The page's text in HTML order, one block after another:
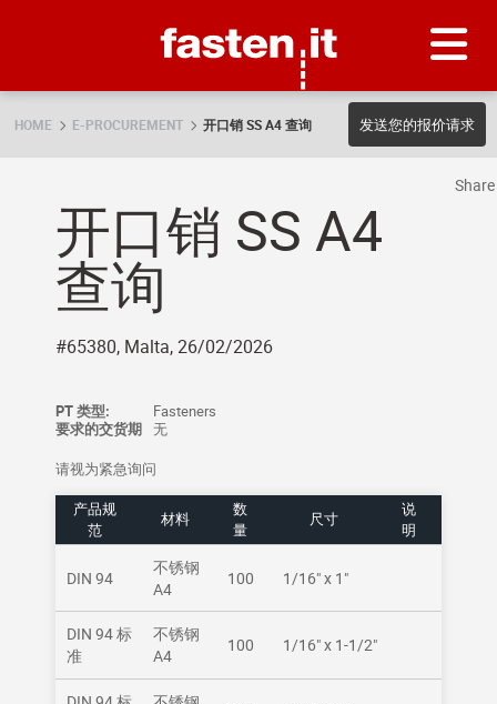
HOME E-PROCUREMENT 开口销 SS A4 查询 发送您的报价请求
开口销 SS A4
查询
#65380, Malta, 26/02/2026
PT 类型:
Fasteners
要求的交货期 无
请视为紧急询问
产品规
范
材料
数
量
尺寸
说
明
DIN 94
不锈钢
A4
100 1/16" x 1"
DIN 94 标
准
不锈钢
A4
100 1/16" x 1-1/2"
Share